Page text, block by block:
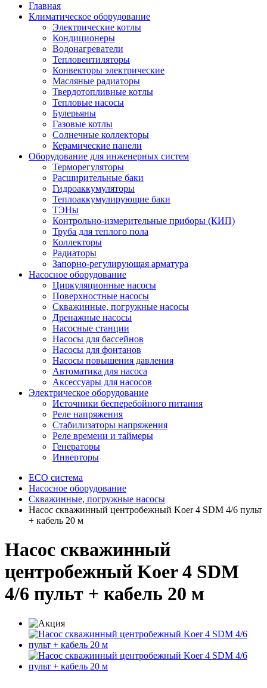
Главная
Климатическое оборудование
Электрические котлы
Кондиционеры
Водонагреватели
Тепловентиляторы
Конвекторы электрические
Масляные радиаторы
Твердотопливные котлы
Тепловые насосы
Булерьяны
Газовые котлы
Солнечные коллекторы
Керамические панели
Оборудование для инженерных систем
Терморегуляторы
Расширительные баки
Гидроаккумуляторы
Теплоаккумулирующие баки
ТЭНы
Контрольно-измерительные приборы (КИП)
Труба для теплого пола
Коллекторы
Радиаторы
Запорно-регулирующая арматура
Насосное оборудование
Циркуляционные насосы
Поверхностные насосы
Скважинные, погружные насосы
Дренажные насосы
Насосные станции
Насосы для бассейнов
Насосы для фонтанов
Насосы повышения давления
Автоматика для насоса
Аксессуары для насосов
Электрическое оборудование
Источники бесперебойного питания
Реле напряжения
Стабилизаторы напряжения
Реле времени и таймеры
Генераторы
Инверторы
ECO система
Насосное оборудование
Скважинные, погружные насосы
Насос скважинный центробежный Koer 4 SDM 4/6 пульт
+ кабель 20 м
Насос скважинный
центробежный Koer 4 SDM
4/6 пульт + кабель 20 м